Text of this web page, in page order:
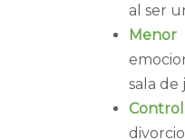
al ser
Menor
sala de